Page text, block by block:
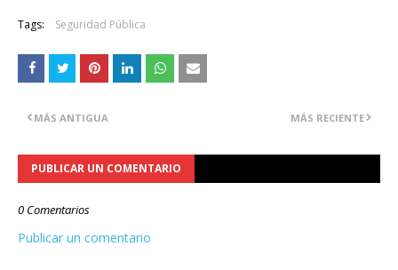
Tags: Seguridad Pública
MÁS RECIENTE
MÁS ANTIGUA
PUBLICAR UN COMENTARIO
0 Comentarios
Publicar un comentario